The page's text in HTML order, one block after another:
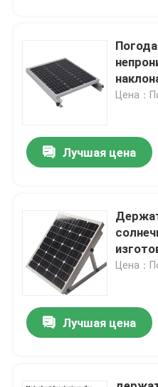
Цена：
Лучшая цена
Цена：
Лучшая цена